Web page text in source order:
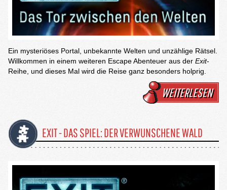
Ein mysteriöses Portal, unbekannte Welten und unzählige Rätsel.
Willkommen in einem weiteren Escape Abenteuer aus der Exit-
Reihe, und dieses Mal wird die Reise ganz besonders holprig.
WEITERLESEN
EXIT - DAS SPIEL: DER VERWUNSCHENE WALD